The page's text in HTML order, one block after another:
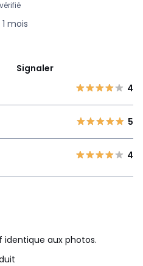
mois
Signaler
4
5
4
identique aux photos.